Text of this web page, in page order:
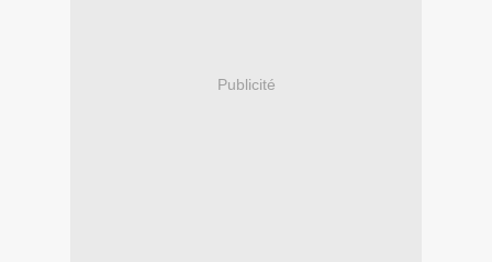
Publicité